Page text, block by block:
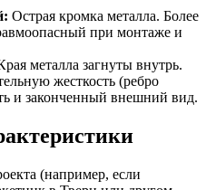
Острая кромка металла. Более
при монтаже и
металла загнуты внутрь.
жесткость (ребро
и законченный внешний вид.
(например, если